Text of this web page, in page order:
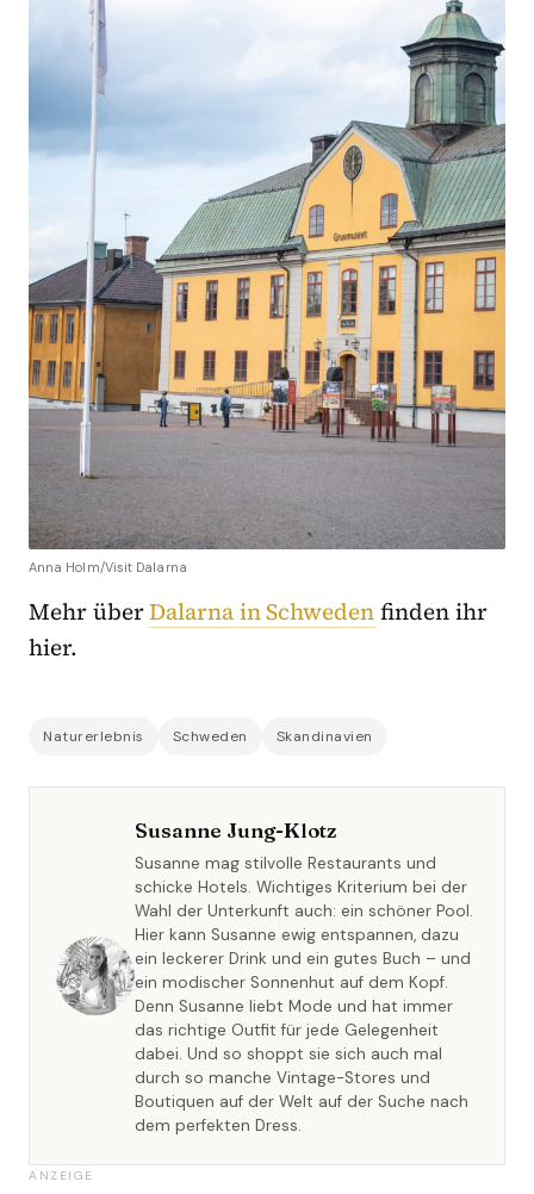
Anna Holm/Visit Dalarna
Mehr überDalarna in Schwedenfinden ihr
hier.
Naturerlebnis Schweden Skandinavien
Susanne Jung-Klotz
Susanne mag stilvolle Restaurants und
schicke Hotels. Wichtiges Kriterium bei der
Wahl der Unterkunft auch: ein schöner Pool.
Hier kann Susanne ewig entspannen, dazu
ein leckerer Drink und ein gutes Buch – und
ein modischer Sonnenhut auf dem Kopf.
Denn Susanne liebt Mode und hat immer
das richtige Outfit für jede Gelegenheit
dabei. Und so shoppt sie sich auch mal
durch so manche Vintage-Stores und
Boutiquen auf der Welt auf der Suche nach
dem perfekten Dress.
ANZEIGE